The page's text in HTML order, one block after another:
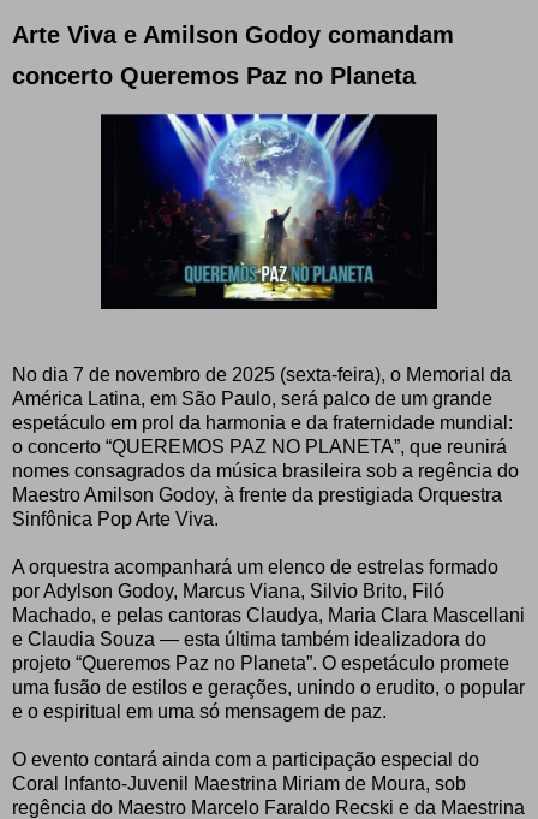
Arte Viva e Amilson Godoy comandam
concerto Queremos Paz no Planeta
No dia 7 de novembro de 2025 (sexta-feira), o Memorial da
América Latina, em São Paulo, será palco de um grande
espetáculo em prol da harmonia e da fraternidade mundial:
o concerto “QUEREMOS PAZ NO PLANETA”, que reunirá
nomes consagrados da música brasileira sob a regência do
Maestro Amilson Godoy, à frente da prestigiada Orquestra
Sinfônica Pop Arte Viva.
A orquestra acompanhará um elenco de estrelas formado
por Adylson Godoy, Marcus Viana, Silvio Brito, Filó
Machado, e pelas cantoras Claudya, Maria Clara Mascellani
e Claudia Souza — esta última também idealizadora do
projeto “Queremos Paz no Planeta”. O espetáculo promete
uma fusão de estilos e gerações, unindo o erudito, o popular
e o espiritual em uma só mensagem de paz.
O evento contará ainda com a participação especial do
Coral Infanto-Juvenil Maestrina Miriam de Moura, sob
regência do Maestro Marcelo Faraldo Recski e da Maestrina